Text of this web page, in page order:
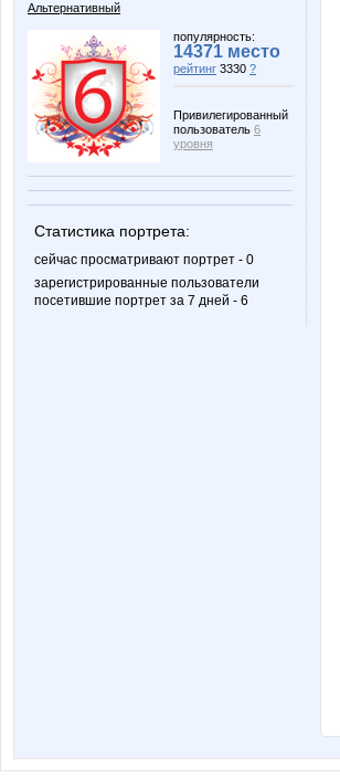
Альтернативный
популярность:
14371 место
рейтинг 3330 ?
Привилегированный
пользователь 6
уровня
Статистика портрета:
сейчас просматривают портрет - 0
зарегистрированные пользователи
посетившие портрет за 7 дней - 6